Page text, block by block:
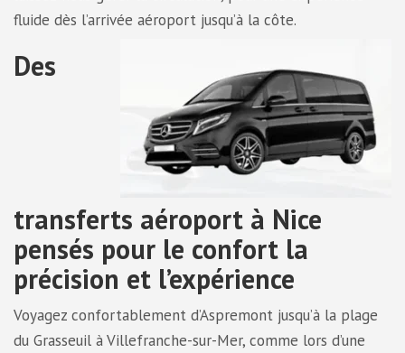
fluide dès l’arrivée aéroport jusqu’à la côte.
Des
transferts aéroport à Nice
pensés pour le confort la
précision et l’expérience
Voyagez confortablement d’Aspremont jusqu’à la plage
du Grasseuil à Villefranche-sur-Mer, comme lors d’une